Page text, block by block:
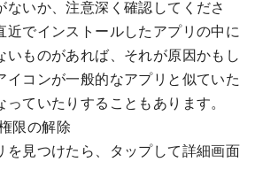
ないか、注意深く確認してくださ
近でインストールしたアプリの中に
いものがあれば、それが原因かもし
イコンが一般的なアプリと似ていた
っていたりすることもあります。
限の解除
を見つけたら、タップして詳細画面